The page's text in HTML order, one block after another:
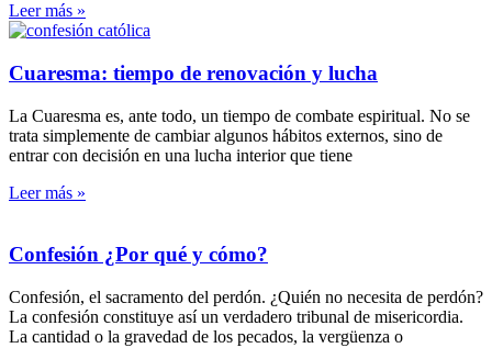
Leer más »
Cuaresma: tiempo de renovación y lucha
La Cuaresma es, ante todo, un tiempo de combate espiritual. No se
trata simplemente de cambiar algunos hábitos externos, sino de
entrar con decisión en una lucha interior que tiene
Leer más »
Confesión ¿Por qué y cómo?
Confesión, el sacramento del perdón. ¿Quién no necesita de perdón?
La confesión constituye así un verdadero tribunal de misericordia.
La cantidad o la gravedad de los pecados, la vergüenza o